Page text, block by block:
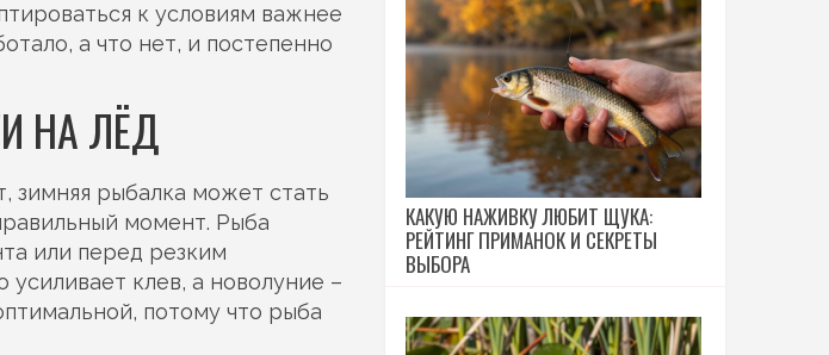
к условиям важнее
а что нет, и постепенно
НА ЛЁД
зимняя рыбалка может стать
момент. Рыба
или перед резким
клев, а новолуние –
потому что рыба
КАКУЮ НАЖИВКУ ЛЮБИТ ЩУКА:
РЕЙТИНГ ПРИМАНОК И СЕКРЕТЫ
ВЫБОРА